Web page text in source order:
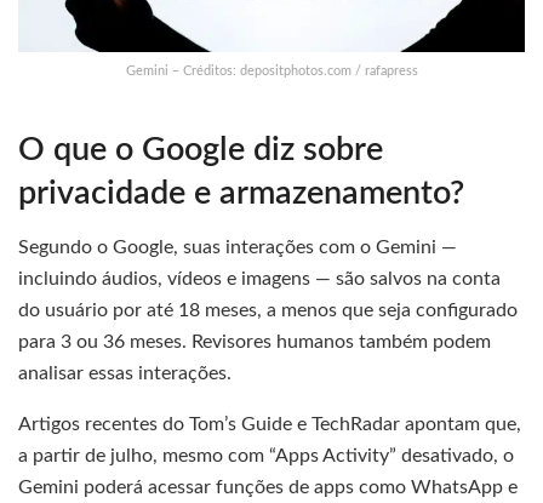
Gemini – Créditos: depositphotos.com / rafapress
O que o Google diz sobre
privacidade e armazenamento?
Segundo o Google, suas interações com o Gemini —
incluindo áudios, vídeos e imagens — são salvos na conta
do usuário por até 18 meses, a menos que seja configurado
para 3 ou 36 meses. Revisores humanos também podem
analisar essas interações.
Artigos recentes do Tom’s Guide e TechRadar apontam que,
a partir de julho, mesmo com “Apps Activity” desativado, o
Gemini poderá acessar funções de apps como WhatsApp e